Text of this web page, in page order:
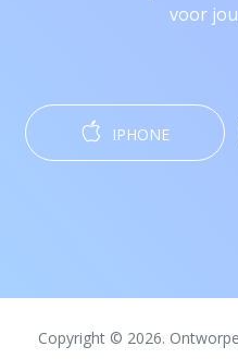
voor
IPHONE
Copyright © 2026.